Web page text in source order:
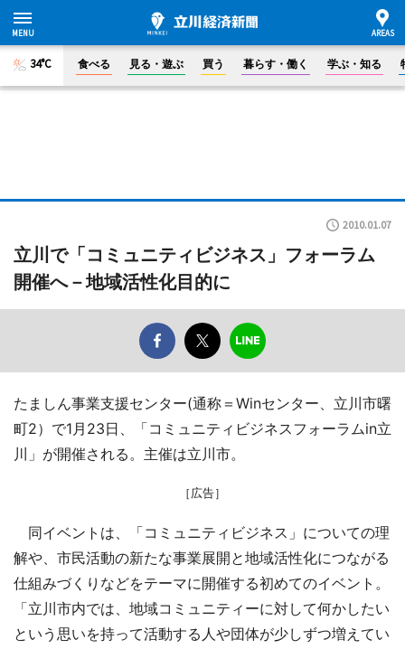
34°C 食べる 見る・遊ぶ 買う 暮らす・働く 学ぶ・知る
2010.01.07
立川で「コミュニティビジネス」フォーラム
開催へ－地域活性化目的に
たましん事業支援センター(通称＝Winセンター、立川市曙
町2）で1月23日、「コミュニティビジネスフォーラムin立
川」が開催される。主催は立川市。
［広告］
同イベントは、「コミュニティビジネス」についての理
解や、市民活動の新たな事業展開と地域活性化につながる
仕組みづくりなどをテーマに開催する初めてのイベント。
「立川市内では、地域コミュニティーに対して何かしたい
という思いを持って活動する人や団体が少しずつ増えてい